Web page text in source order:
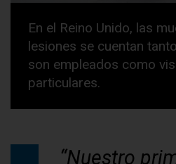
En el Reino Unido, las
lesiones se cuentan
son empleados como
particulares.
“Nuestro